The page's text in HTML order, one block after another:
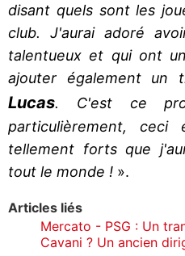
disant quels sont les
club. J'aurai adoré
talentueux et qui ont
ajouter également un
Lucas. C'est ce
particulièrement,
tellement forts que
tout le monde ! ».
Articles liés
Mercato - PSG : Un
Cavani ? Un ancien